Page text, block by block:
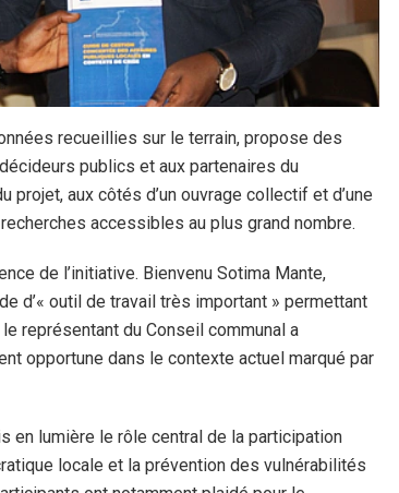
recueillies sur le terrain, propose des
publics et aux partenaires du
aux côtés d’un ouvrage collectif et d’une
accessibles au plus grand nombre.
de l’initiative. Bienvenu Sotima Mante,
d’« outil de travail très important » permettant
représentant du Conseil communal a
opportune dans le contexte actuel marqué par
en lumière le rôle central de la participation
locale et la prévention des vulnérabilités